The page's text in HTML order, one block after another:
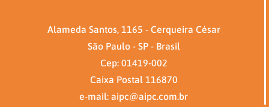
Alameda Santos, 1165 - Cerqueira César
São Paulo - SP - Brasil
Cep: 01419-002
Caixa Postal 116870
e-mail: aipc@aipc.com.br